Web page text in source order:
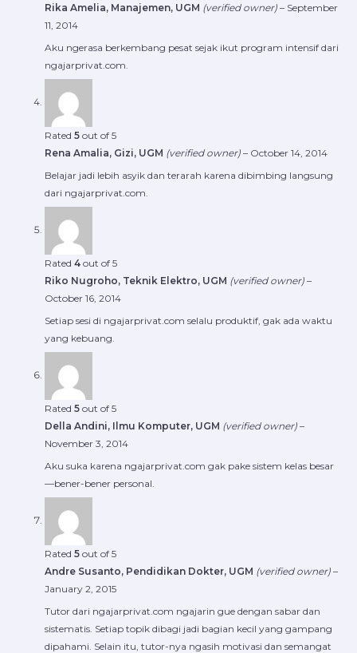
Rika Amelia, Manajemen, UGM (verified owner) – September
11, 2014
Aku ngerasa berkembang pesat sejak ikut program intensif dari
ngajarprivat.com.
Rated 5 out of 5
Rena Amalia, Gizi, UGM (verified owner) – October 14, 2014
Belajar jadi lebih asyik dan terarah karena dibimbing langsung
dari ngajarprivat.com.
Rated 4 out of 5
Riko Nugroho, Teknik Elektro, UGM (verified owner) –
October 16, 2014
Setiap sesi di ngajarprivat.com selalu produktif, gak ada waktu
yang kebuang.
Rated 5 out of 5
Della Andini, Ilmu Komputer, UGM (verified owner) –
November 3, 2014
Aku suka karena ngajarprivat.com gak pake sistem kelas besar
—bener-bener personal.
Rated 5 out of 5
Andre Susanto, Pendidikan Dokter, UGM (verified owner) –
January 2, 2015
Tutor dari ngajarprivat.com ngajarin gue dengan sabar dan
sistematis. Setiap topik dibagi jadi bagian kecil yang gampang
dipahami. Selain itu, tutor-nya ngasih motivasi dan semangat